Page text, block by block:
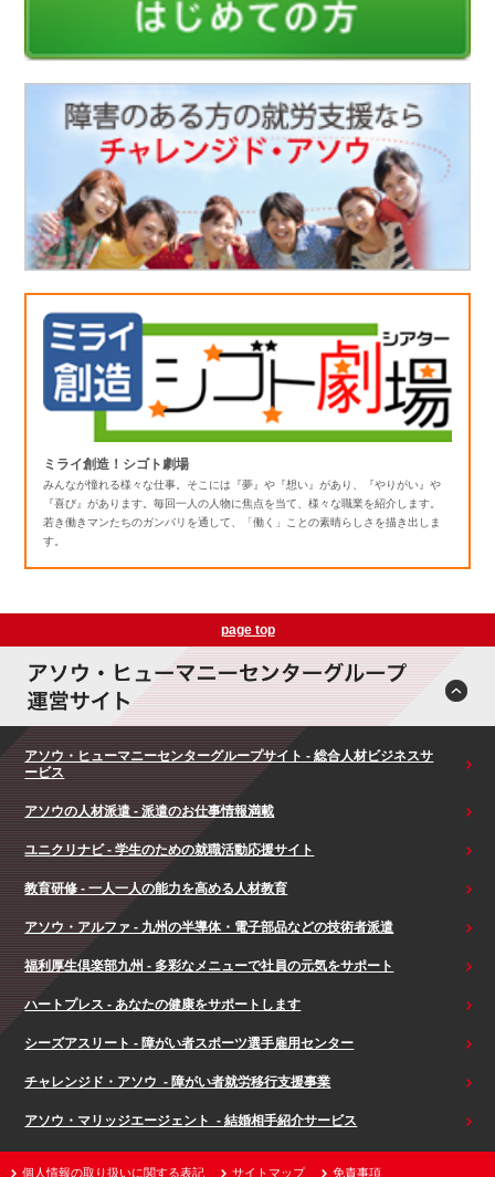
ミライ創造！シゴト劇場
みんなが憧れる様々な仕事。そこには『夢』や『想い』があり、『やりがい』や
『喜び』があります。毎回一人の人物に焦点を当て、様々な職業を紹介します。
若き働きマンたちのガンバリを通して、「働く」ことの素晴らしさを描き出しま
す。
page top
アソウ・ヒューマニーセンターグループサイト - 総合人材ビジネスサ
ービス
アソウの人材派遣 - 派遣のお仕事情報満載
ユニクリナビ - 学生のための就職活動応援サイト
教育研修 - 一人一人の能力を高める人材教育
アソウ・アルファ - 九州の半導体・電子部品などの技術者派遣
福利厚生倶楽部九州 - 多彩なメニューで社員の元気をサポート
ハートプレス - あなたの健康をサポートします
シーズアスリート - 障がい者スポーツ選手雇用センター
チャレンジド・アソウ - 障がい者就労移行支援事業
アソウ・マリッジエージェント - 結婚相手紹介サービス
個人情報の取り扱いに関する表記 サイトマップ 免責事項